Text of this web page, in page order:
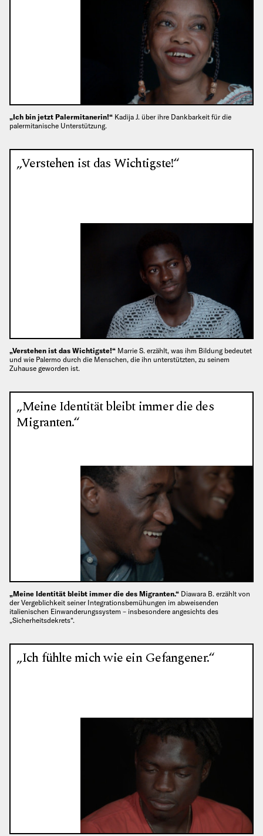
„Ich bin jetzt Palermitanerin!“ Kadija J. über ihre Dankbarkeit für die
palermitanische Unterstützung.
„Verstehen ist das Wichtigste!“
„Verstehen ist das Wichtigste!“ Marrie S. erzählt, was ihm Bildung bedeutet
und wie Palermo durch die Menschen, die ihn unterstützten, zu seinem
Zuhause geworden ist.
„Meine Identität bleibt immer die des
Migranten.“
„Meine Identität bleibt immer die des Migranten.“ Diawara B. erzählt von
der Vergeblichkeit seiner Integrationsbemühungen im abweisenden
italienischen Einwanderungssystem – insbesondere angesichts des
„Sicherheitsdekrets“.
„Ich fühlte mich wie ein Gefangener.“